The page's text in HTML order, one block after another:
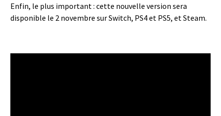
Enfin, le plus important : cette nouvelle version sera
disponible le 2 novembre sur Switch, PS4 et PS5, et Steam.